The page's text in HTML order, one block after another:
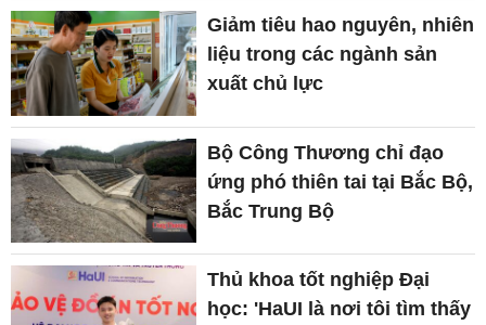
Giảm tiêu hao nguyên, nhiên
liệu trong các ngành sản
xuất chủ lực
Bộ Công Thương chỉ đạo
ứng phó thiên tai tại Bắc Bộ,
Bắc Trung Bộ
Thủ khoa tốt nghiệp Đại
học: 'HaUI là nơi tôi tìm thấy